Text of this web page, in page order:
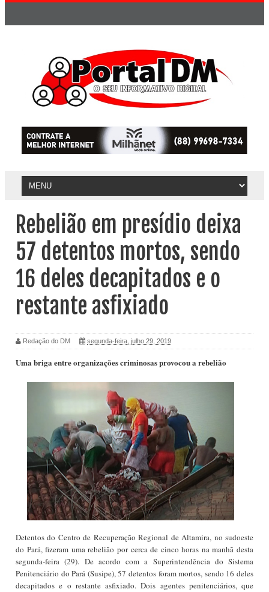
Rebelião em presídio deixa
57 detentos mortos, sendo
16 deles decapitados e o
restante asfixiado
Redação do DM segunda-feira, julho 29, 2019
Uma briga entre organizações criminosas provocou a rebelião
Detentos do Centro de Recuperação Regional de Altamira, no sudoeste
do Pará, fizeram uma rebelião por cerca de cinco horas na manhã desta
segunda-feira (29). De acordo com a Superintendência do Sistema
Penitenciário do Pará (Susipe), 57 detentos foram mortos, sendo 16 deles
decapitados e o restante asfixiado. Dois agentes penitenciários, que